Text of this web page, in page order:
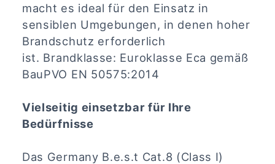
macht es ideal für den Einsatz in
sensiblen Umgebungen, in denen hoher
Brandschutz erforderlich
ist. Brandklasse: Euroklasse Eca gemäß
BauPVO EN 50575:2014
Vielseitig einsetzbar für Ihre
Bedürfnisse
Das Germany B.e.s.t Cat.8 (Class I)